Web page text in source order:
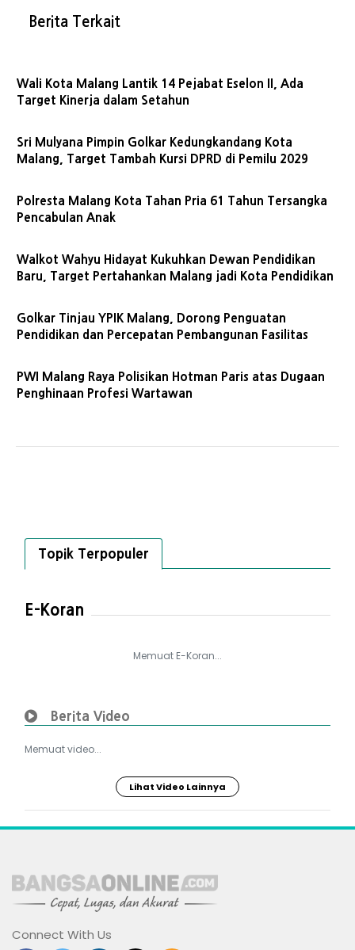
Berita Terkait
Wali Kota Malang Lantik 14 Pejabat Eselon II, Ada
Target Kinerja dalam Setahun
Sri Mulyana Pimpin Golkar Kedungkandang Kota
Malang, Target Tambah Kursi DPRD di Pemilu 2029
Polresta Malang Kota Tahan Pria 61 Tahun Tersangka
Pencabulan Anak
Walkot Wahyu Hidayat Kukuhkan Dewan Pendidikan
Baru, Target Pertahankan Malang jadi Kota Pendidikan
Golkar Tinjau YPIK Malang, Dorong Penguatan
Pendidikan dan Percepatan Pembangunan Fasilitas
PWI Malang Raya Polisikan Hotman Paris atas Dugaan
Penghinaan Profesi Wartawan
Topik Terpopuler
E-Koran
Memuat E-Koran...
Berita Video
Memuat video...
Lihat Video Lainnya
Connect With Us